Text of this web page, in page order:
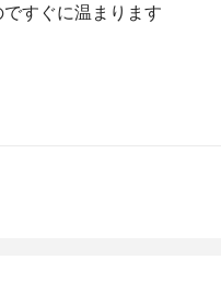
すぐに温まります